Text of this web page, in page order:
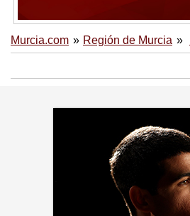
Murcia.com Región de Murcia